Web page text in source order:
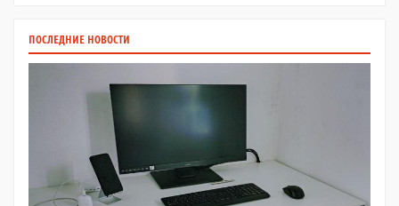
ПОСЛЕДНИЕ НОВОСТИ